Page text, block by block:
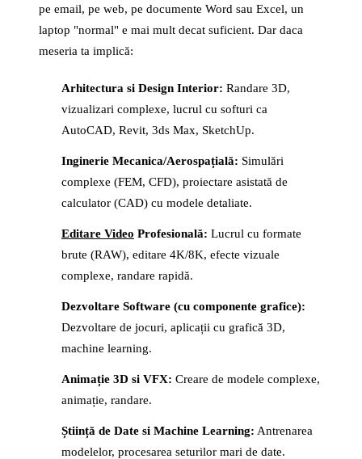
pe email, pe web, pe documente Word sau Excel, un
laptop "normal" e mai mult decat suficient. Dar daca
meseria ta implică:
Arhitectura si Design Interior: Randare 3D,
vizualizari complexe, lucrul cu softuri ca
AutoCAD, Revit, 3ds Max, SketchUp.
Inginerie Mecanica/Aerospațială: Simulări
complexe (FEM, CFD), proiectare asistată de
calculator (CAD) cu modele detaliate.
Editare Video Profesională: Lucrul cu formate
brute (RAW), editare 4K/8K, efecte vizuale
complexe, randare rapidă.
Dezvoltare Software (cu componente grafice):
Dezvoltare de jocuri, aplicații cu grafică 3D,
machine learning.
Animație 3D si VFX: Creare de modele complexe,
animație, randare.
Știință de Date si Machine Learning: Antrenarea
modelelor, procesarea seturilor mari de date.